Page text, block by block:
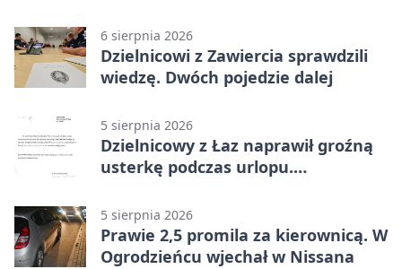
6 sierpnia 2026
Dzielnicowi z Zawiercia sprawdzili
wiedzę. Dwóch pojedzie dalej
5 sierpnia 2026
Dzielnicowy z Łaz naprawił groźną
usterkę podczas urlopu.
5 sierpnia 2026
Prawie 2,5 promila za kierownicą. W
Ogrodzieńcu wjechał w Nissana